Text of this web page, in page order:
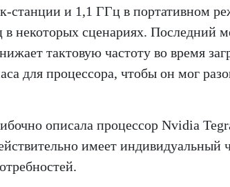
станции и 1,1 ГГц в портативном
сценариях. Последний
тактовую частоту во время
для процессора, чтобы он мог
описала процессор Nvidia
имеет индивидуальный